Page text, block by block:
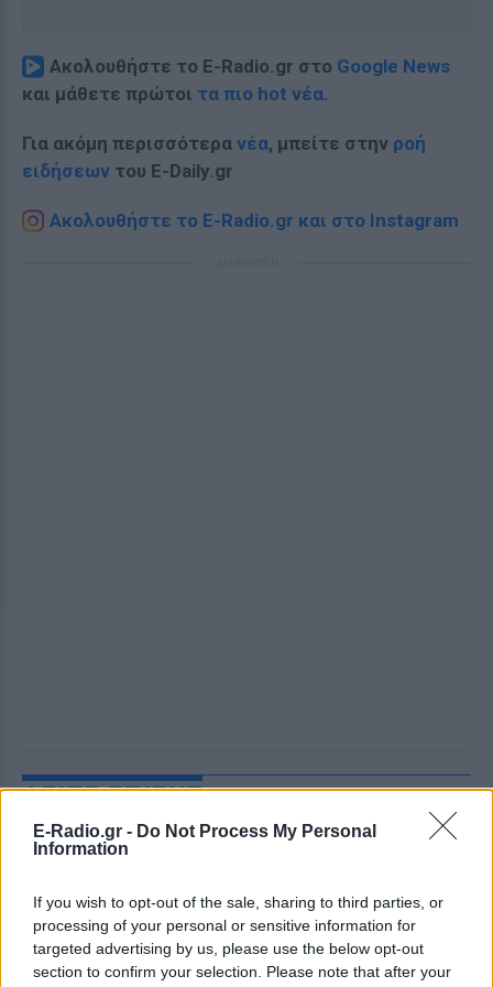
E-Radio.gr - Do Not Process My Personal
Information
If you wish to opt-out of the sale, sharing to third parties, or
processing of your personal or sensitive information for
targeted advertising by us, please use the below opt-out
section to confirm your selection. Please note that after your
Ακολουθήστε το E-Radio.gr στο Google News
και μάθετε πρώτοι τα πιο hot νέα.
Για ακόμη περισσότερα νέα, μπείτε στην ροή
ειδήσεων του E-Daily.gr
Ακολουθήστε το E-Radio.gr και στο Instagram
ΔΕΙΤΕ ΕΠΙΣΗΣ
ΣΤΗΝ ΙΔΙΑ ΚΑΤΗΓΟΡΙΑ
Ο Τραμπ έτρεξε πίσω από
μικρό αγόρι σε σκηνή στο Λας
Βέγκας: «Φοβήθηκα ότι θα
έπεφτε όπως ο Μπάιντεν»,